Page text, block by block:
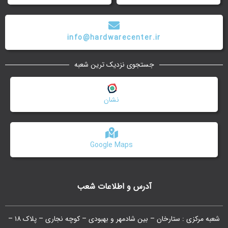
آدرس و اطلاعات شعب
شعبه مرکزی : ستارخان – بین شادمهر و بهبودی – کوچه نجاری – پلاک ۱۸ –
info@hardwarecenter.ir
جستجوی نزدیک ترین شعبه
Google Maps
نشان